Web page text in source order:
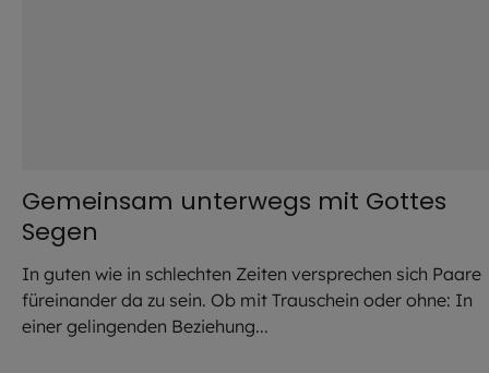
Gemeinsam unterwegs mit Gottes
Segen
In guten wie in schlechten Zeiten versprechen sich Paare
füreinander da zu sein. Ob mit Trauschein oder ohne: In
einer gelingenden Beziehung...